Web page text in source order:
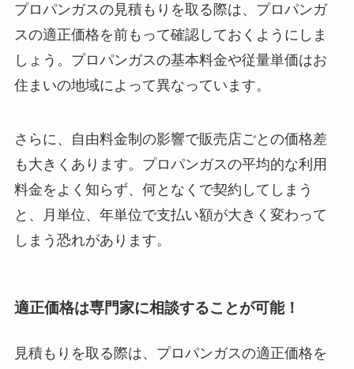
プロパンガスの見積もりを取る際は、プロパンガ
スの適正価格を前もって確認しておくようにしま
しょう。プロパンガスの基本料金や従量単価はお
住まいの地域によって異なっています。
さらに、自由料金制の影響で販売店ごとの価格差
も大きくあります。プロパンガスの平均的な利用
料金をよく知らず、何となくで契約してしまう
と、月単位、年単位で支払い額が大きく変わって
しまう恐れがあります。
適正価格は専門家に相談することが可能！
見積もりを取る際は、プロパンガスの適正価格を